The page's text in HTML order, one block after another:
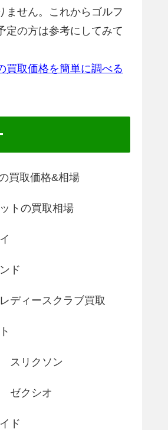
ません。これからゴルフ
定の方は参考にしてみて
買取価格を簡単に調べる
買取価格&相場
トの買取相場
ド
ディースクラブ買取
スリクソン
ゼクシオ
ド